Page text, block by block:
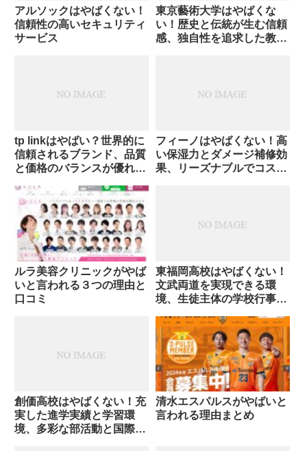
アルソックはやばくない！
信頼性の高いセキュリティ
サービス
東京藝術大学はやばくな
い！歴史と伝統が生む信頼
感、独自性を追求した教育
tp linkはやばい？世界的に
信頼されるブランド、品質
と価格のバランスが優れて
フィーノはやばくない！高
い保湿力とダメージ補修効
果、リーズナブルでコスパ
ルラ美容クリニックがやば
いと言われる３つの理由と
口コミ
東福岡高校はやばくない！
文武両道を実現できる環
境、生徒主体の学校行事で
創価高校はやばくない！充
実した進学実績と学習環
境、多彩な部活動と国際交
清水エスパルスがやばいと
言われる理由まとめ